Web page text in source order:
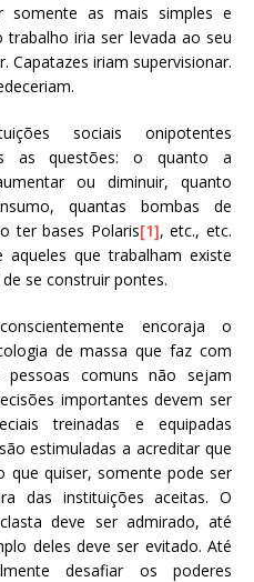
somente as mais simples e
iria ser levada ao seu
Capatazes iriam supervisionar.
sociais onipotentes
as questões: o quanto a
ou diminuir, quanto
quantas bombas de
ter bases Polaris[1], etc., etc.
que trabalham existe
se construir pontes.
encoraja o
de massa que faz com
comuns não sejam
importantes devem ser
treinadas e equipadas
estimuladas a acreditar que
que quiser, somente pode ser
das instituições aceitas. O
deve ser admirado, até
deles deve ser evitado. Até
desafiar os poderes